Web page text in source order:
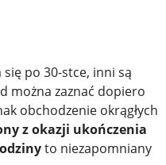
się po 30-stce, inni są
można zaznać dopiero
obchodzenie okrągłych
z okazji ukończenia
to niezapomniany